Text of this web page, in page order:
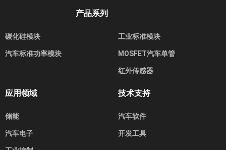
产品系列
碳化硅模块
汽车标准功率模块
工业标准模块
MOSFET汽车单管
红外传感器
应用领域
储能
汽车电子
技术支持
汽车软件
开发工具